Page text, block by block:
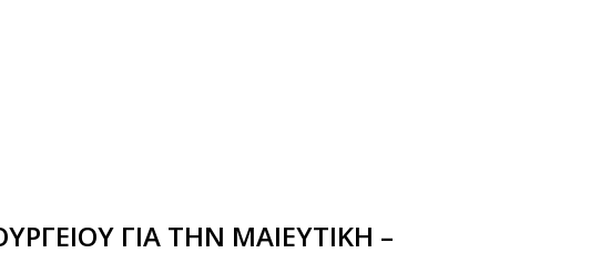
ΓΙΑ ΤΗΝ ΜΑΙΕΥΤΙΚΗ –